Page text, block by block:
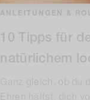
ANLEITUNGEN &
10 Tipps für
natürlichem